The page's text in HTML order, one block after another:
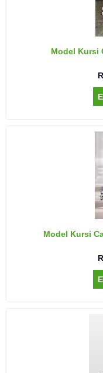
Model Kursi
Model Kursi